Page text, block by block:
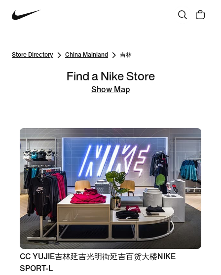
Store Directory China Mainland 吉林
Find a Nike Store
Show Map
CC YUJIE吉林延吉光明街延吉百货大楼NIKE
SPORT-L